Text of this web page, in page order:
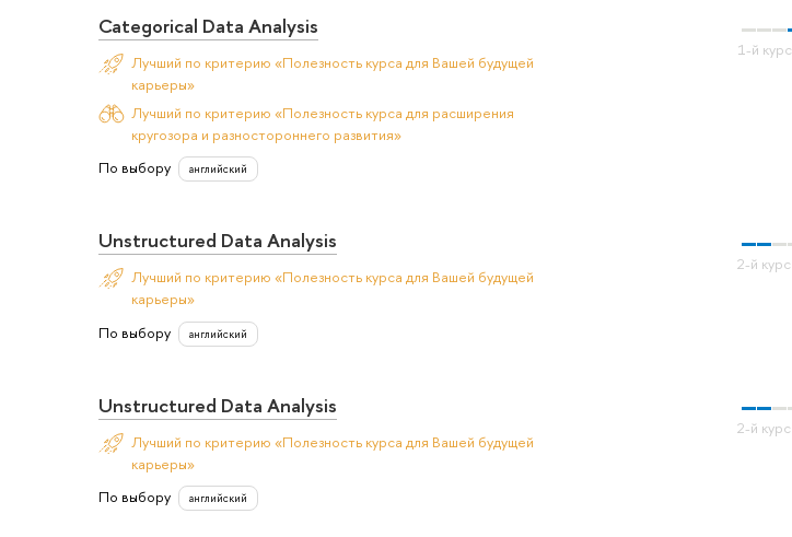
Categorical Data Analysis
Лучший по критерию «Полезность курса для Вашей будущей
карьеры»
Лучший по критерию «Полезность курса для расширения
кругозора и разностороннего развития»
По выбору
английский
Unstructured Data Analysis
Лучший по критерию «Полезность курса для Вашей будущей
карьеры»
По выбору
английский
Unstructured Data Analysis
Лучший по критерию «Полезность курса для Вашей будущей
карьеры»
По выбору
английский